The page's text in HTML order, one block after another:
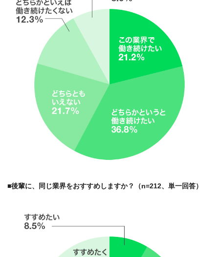
■後輩に、同じ業界をおすすめしますか？（n=212、単一回答）